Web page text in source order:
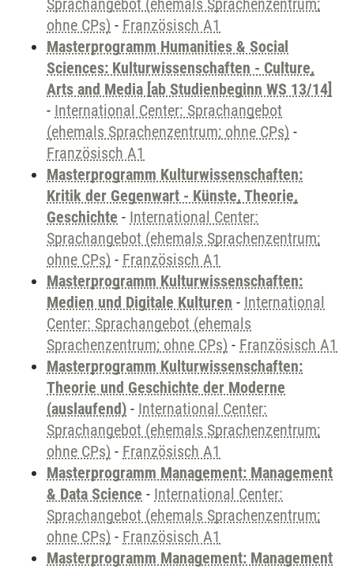
Sprachangebot (ehemals Sprachenzentrum;
ohne CPs) - Französisch A1
Masterprogramm Humanities & Social
Sciences: Kulturwissenschaften - Culture,
Arts and Media [ab Studienbeginn WS 13/14]
- International Center: Sprachangebot
(ehemals Sprachenzentrum; ohne CPs) -
Französisch A1
Masterprogramm Kulturwissenschaften:
Kritik der Gegenwart - Künste, Theorie,
Geschichte - International Center:
Sprachangebot (ehemals Sprachenzentrum;
ohne CPs) - Französisch A1
Masterprogramm Kulturwissenschaften:
Medien und Digitale Kulturen - International
Center: Sprachangebot (ehemals
Sprachenzentrum; ohne CPs) - Französisch A1
Masterprogramm Kulturwissenschaften:
Theorie und Geschichte der Moderne
(auslaufend) - International Center:
Sprachangebot (ehemals Sprachenzentrum;
ohne CPs) - Französisch A1
Masterprogramm Management: Management
& Data Science - International Center:
Sprachangebot (ehemals Sprachenzentrum;
ohne CPs) - Französisch A1
Masterprogramm Management: Management